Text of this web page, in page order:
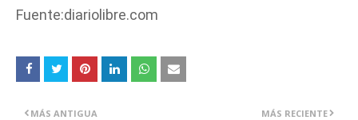
Fuente:diariolibre.com
MÁS RECIENTE
MÁS ANTIGUA